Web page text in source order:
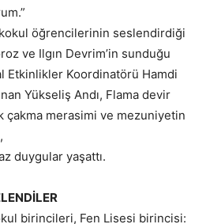
öğrencilerinin seslendirdiği
ve Ilgın Devrim’in sunduğu
Etkinlikler Koordinatörü Hamdi
Yükseliş Andı, Flama devir
merasimi ve mezuniyetin
duygular yaşattı.
birincileri, Fen Lisesi birincisi: